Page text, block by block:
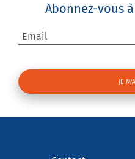
Abonnez-vous
Email